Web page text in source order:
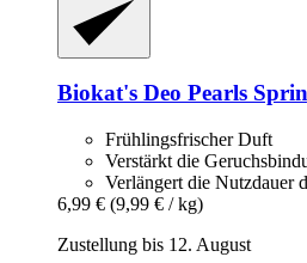
Biokat's Deo Pearls
Frühlingsfrischer Duft
Verstärkt die
Verlängert die Nutzdauer
6,99 € (9,99 € / kg)
Zustellung bis 12. August